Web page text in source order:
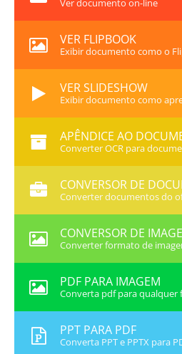
Ver documento on-line
VER FLIPBOOK
Exibir documento como o
VER SLIDESHOW
Exibir documento como
APÊNDICE AO
Converter OCR para
CONVERSOR DE
Converter documentos do
CONVERSOR DE
Converter formato de
PDF PARA IMAGEM
Converta pdf para qualquer
PPT PARA PDF
Converta PPT e PPTX para